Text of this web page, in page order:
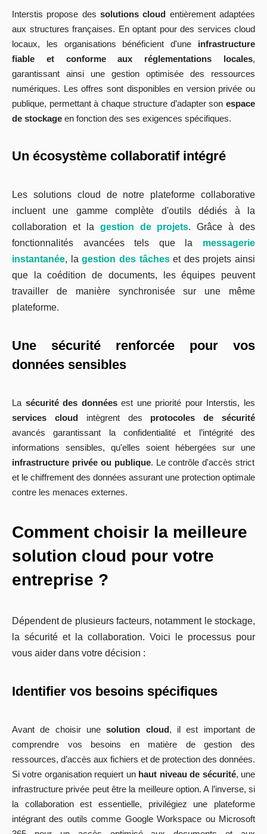
Interstis propose des solutions cloud entièrement adaptées
aux structures françaises. En optant pour des services cloud
locaux, les organisations bénéficient d'une infrastructure
fiable et conforme aux réglementations locales,
garantissant ainsi une gestion optimisée des ressources
numériques. Les offres sont disponibles en version privée ou
publique, permettant à chaque structure d’adapter son espace
de stockage en fonction des ses exigences spécifiques.
Un écosystème collaboratif intégré
Les solutions cloud de notre plateforme collaborative
incluent une gamme complète d'outils dédiés à la
collaboration et la gestion de projets. Grâce à des
fonctionnalités avancées tels que la messagerie
instantanée, lagestion des tâcheset des projets ainsi
que la coédition de documents, les équipes peuvent
travailler de manière synchronisée sur une même
plateforme.
Une sécurité renforcée pour vos
données sensibles
La sécurité des donnéesest une priorité pour Interstis, les
services cloudintègrent des protocoles de sécurité
avancés garantissant la confidentialité et l’intégrité des
informations sensibles, qu'elles soient hébergées sur une
infrastructure privée ou publique. Le contrôle d'accès strict
et le chiffrement des données assurant une protection optimale
contre les menaces externes.
Comment choisir la meilleure
solution cloud pour votre
entreprise ?
Dépendent de plusieurs facteurs, notamment le stockage,
la sécurité et la collaboration. Voici le processus pour
vous aider dans votre décision :
Identifier vos besoins spécifiques
Avant de choisir unesolution cloud, il est important de
comprendre vos besoins en matière de gestion des
ressources, d’accès aux fichiers et de protection des données.
Si votre organisation requiert un haut niveau de sécurité, une
infrastructure privée peut être la meilleure option. A l’inverse, si
la collaboration est essentielle, privilégiez une plateforme
intégrant des outils comme Google Workspace ou Microsoft